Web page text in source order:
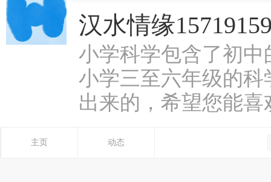
汉水情缘
小学科学包含了初
小学三至六年级的
出来的，希望您能
主页 动态